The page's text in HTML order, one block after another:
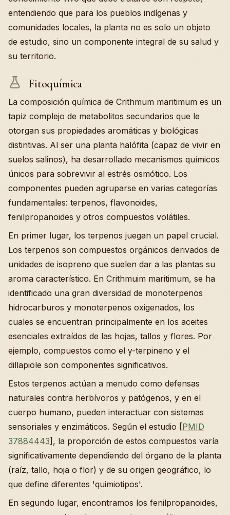
entendiendo que para los pueblos indígenas y
comunidades locales, la planta no es solo un objeto
de estudio, sino un componente integral de su salud y
su territorio.
Fitoquímica
La composición química de Crithmum maritimum es un
tapiz complejo de metabolitos secundarios que le
otorgan sus propiedades aromáticas y biológicas
distintivas. Al ser una planta halófita (capaz de vivir en
suelos salinos), ha desarrollado mecanismos químicos
únicos para sobrevivir al estrés osmótico. Los
componentes pueden agruparse en varias categorías
fundamentales: terpenos, flavonoides,
fenilpropanoides y otros compuestos volátiles.
En primer lugar, los terpenos juegan un papel crucial.
Los terpenos son compuestos orgánicos derivados de
unidades de isopreno que suelen dar a las plantas su
aroma característico. En Crithmuim maritimum, se ha
identificado una gran diversidad de monoterpenos
hidrocarburos y monoterpenos oxigenados, los
cuales se encuentran principalmente en los aceites
esenciales extraídos de las hojas, tallos y flores. Por
ejemplo, compuestos como el γ-terpineno y el
dillapiole son componentes significativos.
Estos terpenos actúan a menudo como defensas
naturales contra herbívoros y patógenos, y en el
cuerpo humano, pueden interactuar con sistemas
sensoriales y enzimáticos. Según el estudio [PMID
37884443], la proporción de estos compuestos varía
significativamente dependiendo del órgano de la planta
(raíz, tallo, hoja o flor) y de su origen geográfico, lo
que define diferentes 'quimiotipos'.
En segundo lugar, encontramos los fenilpropanoides,